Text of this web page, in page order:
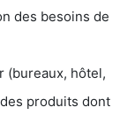
des besoins de
(bureaux, hôtel,
produits dont